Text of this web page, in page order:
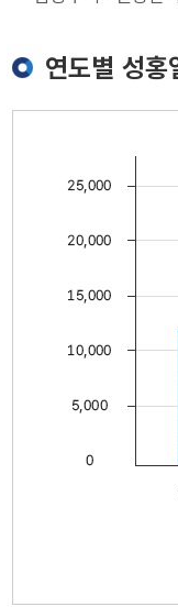
연도별 성홍